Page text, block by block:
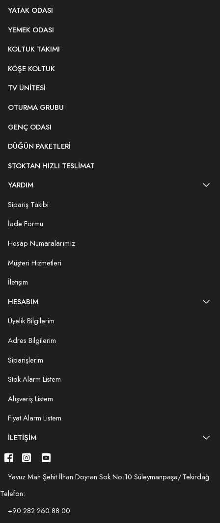
YATAK ODASI
YEMEK ODASI
KOLTUK TAKIMI
KÖŞE KOLTUK
TV ÜNITESI
OTURMA GRUBU
GENÇ ODASI
DÜĞÜN PAKETLERI
STOKTAN HIZLI TESLIMAT
YARDIM
Sipariş Takibi
İade Formu
Hesap Numaralarımız
Müşteri Hizmetleri
İletişim
HESABIM
Üyelik Bilgilerim
Adres Bilgilerim
Siparişlerim
Stok Alarm Listem
Alışveriş Listem
Fiyat Alarm Listem
İLETIŞIM
Yavuz Mah.Şehit İlhan Doyran Sok.No:10 Süleymanpaşa/Tekirdağ
Telefon:
+90 282 260 88 00